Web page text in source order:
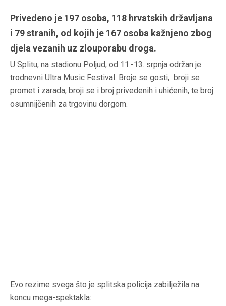
Privedeno je 197 osoba, 118 hrvatskih državljana
i 79 stranih, od kojih je 167 osoba kažnjeno zbog
djela vezanih uz zlouporabu droga.
U Splitu, na stadionu Poljud, od 11.-13. srpnja održan je
trodnevni Ultra Music Festival. Broje se gosti, broji se
promet i zarada, broji se i broj privedenih i uhićenih, te broj
osumnijčenih za trgovinu dorgom.
Evo rezime svega što je splitska policija zabilježila na
koncu mega-spektakla: